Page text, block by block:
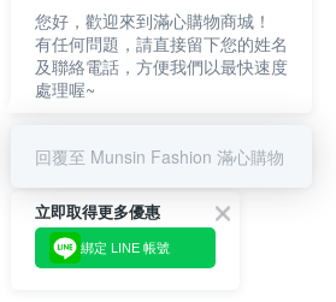
立即取得更多優惠
綁定 LINE 帳號
您好，歡迎來到滿心購物商城！
有任何問題，請直接留下您的姓名
及聯絡電話，方便我們以最快速度
處理喔~
回覆至 Munsin Fashion 滿心購物